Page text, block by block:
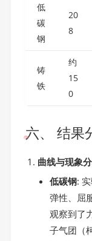
低
碳
钢
20
8
铸
铁
约
15
0
六、 结果
曲线与现象
低碳钢:
弹性、屈
观察到了
子气团（